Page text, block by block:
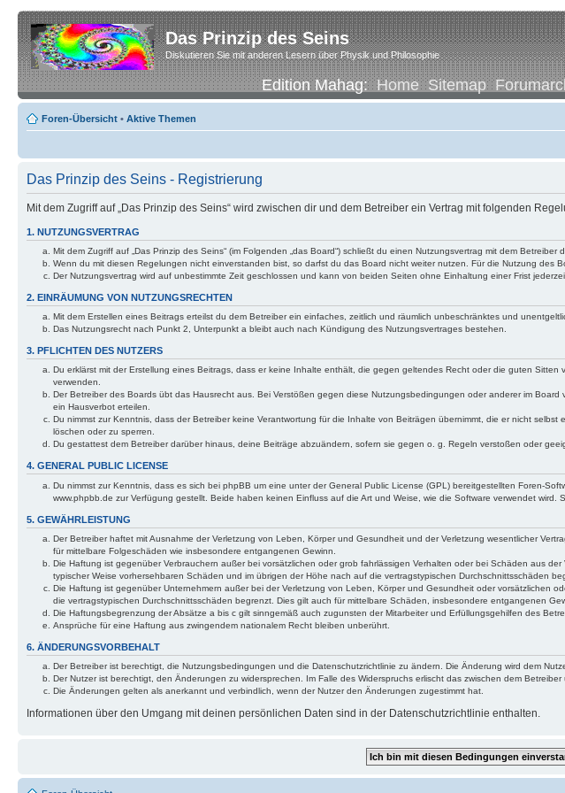
Das Prinzip des Seins
Diskutieren Sie mit anderen Lesern über Physik und Philosophie
Edition Mahag:Home Sitemap
Foren-Übersicht • Aktive Themen
Das Prinzip des Seins - Registrierung
Mit dem Zugriff auf „Das Prinzip des Seins“ wird zwischen dir und dem Betreiber ein Vertrag mit folgenden
1. NUTZUNGSVERTRAG
Mit dem Zugriff auf „Das Prinzip des Seins“ (im Folgenden „das Board“) schließt du einen Nutzungsvertrag mit dem
Wenn du mit diesen Regelungen nicht einverstanden bist, so darfst du das Board nicht weiter nutzen. Für die Nutzung des
Der Nutzungsvertrag wird auf unbestimmte Zeit geschlossen und kann von beiden Seiten ohne Einhaltung einer Frist
2. EINRÄUMUNG VON NUTZUNGSRECHTEN
Mit dem Erstellen eines Beitrags erteilst du dem Betreiber ein einfaches, zeitlich und räumlich unbeschränktes und
Das Nutzungsrecht nach Punkt 2, Unterpunkt a bleibt auch nach Kündigung des Nutzungsvertrages bestehen.
3. PFLICHTEN DES NUTZERS
Du erklärst mit der Erstellung eines Beitrags, dass er keine Inhalte enthält, die gegen geltendes Recht oder die guten
verwenden.
Der Betreiber des Boards übt das Hausrecht aus. Bei Verstößen gegen diese Nutzungsbedingungen oder anderer im
ein Hausverbot erteilen.
Du nimmst zur Kenntnis, dass der Betreiber keine Verantwortung für die Inhalte von Beiträgen übernimmt, die er nicht
löschen oder zu sperren.
Du gestattest dem Betreiber darüber hinaus, deine Beiträge abzuändern, sofern sie gegen o. g. Regeln verstoßen oder
4. GENERAL PUBLIC LICENSE
Du nimmst zur Kenntnis, dass es sich bei phpBB um eine unter der General Public License (GPL) bereitgestellten Foren-
www.phpbb.de zur Verfügung gestellt. Beide haben keinen Einfluss auf die Art und Weise, wie die Software verwendet
5. GEWÄHRLEISTUNG
Der Betreiber haftet mit Ausnahme der Verletzung von Leben, Körper und Gesundheit und der Verletzung wesentlicher
für mittelbare Folgeschäden wie insbesondere entgangenen Gewinn.
Die Haftung ist gegenüber Verbrauchern außer bei vorsätzlichen oder grob fahrlässigen Verhalten oder bei Schäden aus
typischer Weise vorhersehbaren Schäden und im übrigen der Höhe nach auf die vertragstypischen Durchschnittsschäden
Die Haftung ist gegenüber Unternehmern außer bei der Verletzung von Leben, Körper und Gesundheit oder vorsätzlichen
die vertragstypischen Durchschnittsschäden begrenzt. Dies gilt auch für mittelbare Schäden, insbesondere entgangenen
Die Haftungsbegrenzung der Absätze a bis c gilt sinngemäß auch zugunsten der Mitarbeiter und Erfüllungsgehilfen des
Ansprüche für eine Haftung aus zwingendem nationalem Recht bleiben unberührt.
6. ÄNDERUNGSVORBEHALT
Der Betreiber ist berechtigt, die Nutzungsbedingungen und die Datenschutzrichtlinie zu ändern. Die Änderung wird dem
Der Nutzer ist berechtigt, den Änderungen zu widersprechen. Im Falle des Widerspruchs erlischt das zwischen dem
Die Änderungen gelten als anerkannt und verbindlich, wenn der Nutzer den Änderungen zugestimmt hat.
Informationen über den Umgang mit deinen persönlichen Daten sind in der Datenschutzrichtlinie enthalten.